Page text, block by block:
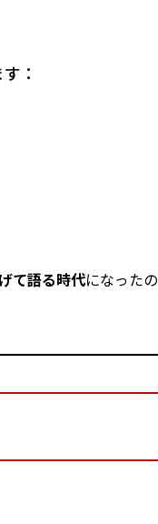
：
て語る時代になったの